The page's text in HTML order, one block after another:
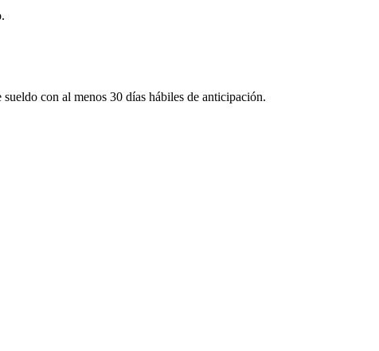
con al menos 30 días hábiles de anticipación.